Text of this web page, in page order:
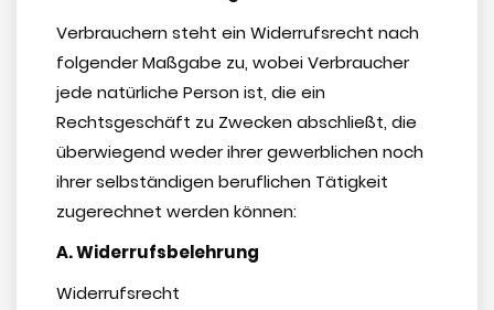
Verbrauchern steht ein Widerrufsrecht nach
folgender Maßgabe zu, wobei Verbraucher
jede natürliche Person ist, die ein
Rechtsgeschäft zu Zwecken abschließt, die
überwiegend weder ihrer gewerblichen noch
ihrer selbständigen beruflichen Tätigkeit
zugerechnet werden können:
A. Widerrufsbelehrung
Widerrufsrecht